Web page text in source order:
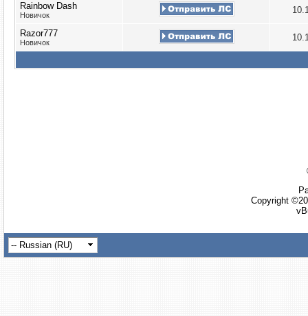
Rainbow Dash
Новичок
Razor777
Новичок
Copyright